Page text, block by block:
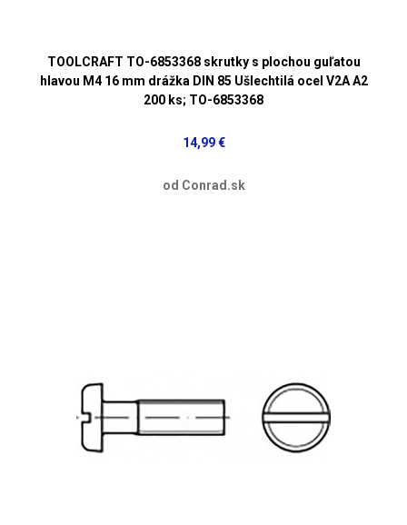
TOOLCRAFT TO-6853368 skrutky s plochou guľatou
hlavou M4 16 mm drážka DIN 85 Ušlechtilá ocel V2A A2
200 ks; TO-6853368
14,99 €
od Conrad.sk